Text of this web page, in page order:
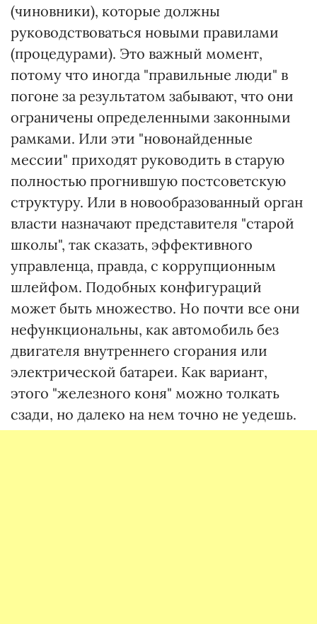
(чиновники), которые должны
руководствоваться новыми правилами
(процедурами). Это важный момент,
потому что иногда "правильные люди" в
погоне за результатом забывают, что они
ограничены определенными законными
рамками. Или эти "новонайденные
мессии" приходят руководить в старую
полностью прогнившую постсоветскую
структуру. Или в новообразованный орган
власти назначают представителя "старой
школы", так сказать, эффективного
управленца, правда, с коррупционным
шлейфом. Подобных конфигураций
может быть множество. Но почти все они
нефункциональны, как автомобиль без
двигателя внутреннего сгорания или
электрической батареи. Как вариант,
этого "железного коня" можно толкать
сзади, но далеко на нем точно не уедешь.